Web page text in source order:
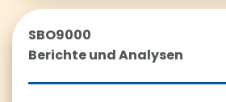
SBO9000
Berichte und Analysen